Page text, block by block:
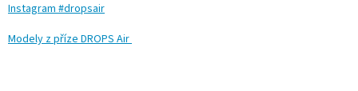
Instagram #dropsair
Modely z příze DROPS Air